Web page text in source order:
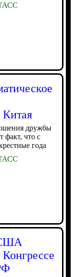
Китая
дружбы
факт, что с
года
Конгрессе